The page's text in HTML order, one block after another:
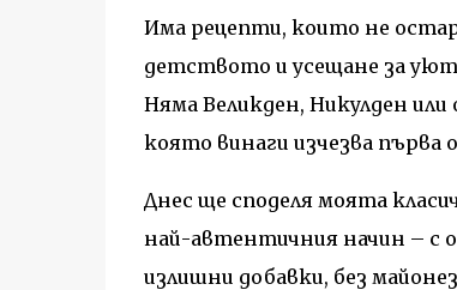
Има рецепти, които не
детството и усещане за
Няма Великден, Никулден или
която винаги изчезва първа
Днес ще споделя моята
най-автентичния начин – с
излишни добавки, без